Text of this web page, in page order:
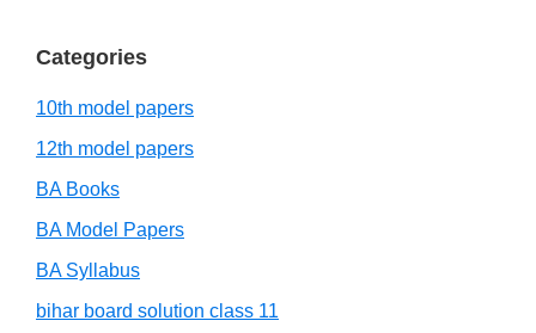
Categories
10th model papers
12th model papers
BA Books
BA Model Papers
BA Syllabus
bihar board solution class 11